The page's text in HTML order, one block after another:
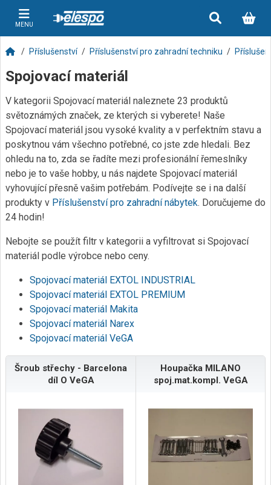
MENU
Příslušenství Příslušenství pro zahradní techniku
Spojovací materiál
V kategorii Spojovací materiál naleznete 23 produktů
světoznámých značek, ze kterých si vyberete! Naše
Spojovací materiál jsou vysoké kvality a v perfektním stavu a
poskytnou vám všechno potřebné, co jste zde hledali. Bez
ohledu na to, zda se řadíte mezi profesionální řemeslníky
nebo je to vaše hobby, u nás najdete Spojovací materiál
vyhovující přesně vašim potřebám. Podívejte se i na další
produkty v Příslušenství pro zahradní nábytek. Doručujeme do
24 hodin!
Nebojte se použít filtr v kategorii a vyfiltrovat si Spojovací
materiál podle výrobce nebo ceny.
Spojovací materiál EXTOL INDUSTRIAL
Spojovací materiál EXTOL PREMIUM
Spojovací materiál Makita
Spojovací materiál Narex
Spojovací materiál VeGA
Šroub střechy - Barcelona
díl O VeGA
Houpačka MILANO
spoj.mat.kompl. VeGA